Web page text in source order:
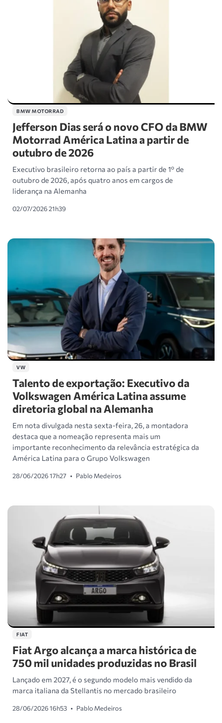
BMW MOTORRAD
Jefferson Dias será o novo CFO da BMW
Motorrad América Latina a partir de
outubro de 2026
Executivo brasileiro retorna ao país a partir de 1º de
outubro de 2026, após quatro anos em cargos de
liderança na Alemanha
02/07/2026 21h39
VW
Talento de exportação: Executivo da
Volkswagen América Latina assume
diretoria global na Alemanha
Em nota divulgada nesta sexta-feira, 26, a montadora
destaca que a nomeação representa mais um
importante reconhecimento da relevância estratégica da
América Latina para o Grupo Volkswagen
28/06/2026 17h27 • Pablo Medeiros
FIAT
Fiat Argo alcança a marca histórica de
750 mil unidades produzidas no Brasil
Lançado em 2027, é o segundo modelo mais vendido da
marca italiana da Stellantis no mercado brasileiro
28/06/2026 16h53 • Pablo Medeiros